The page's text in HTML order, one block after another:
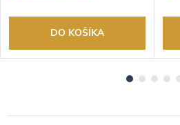
DO KOŠÍKA